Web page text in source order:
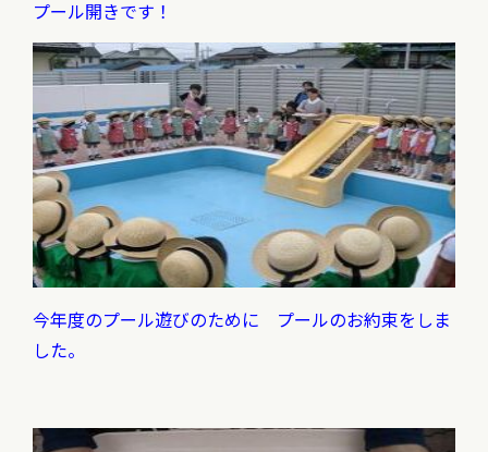
プール開きです！
今年度のプール遊びのために プールのお約束をしま
した。